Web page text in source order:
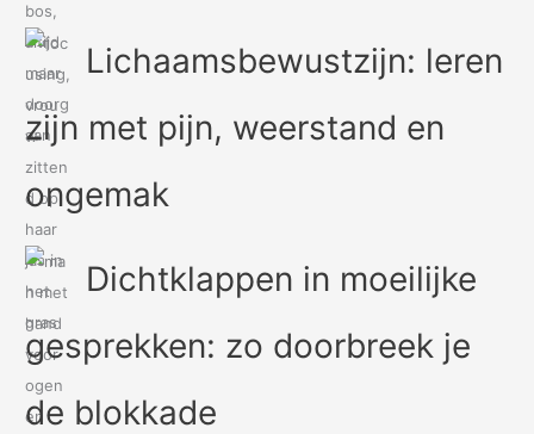
Lichaamsbewustzijn: leren
zijn met pijn, weerstand en
ongemak
Dichtklappen in moeilijke
gesprekken: zo doorbreek je
de blokkade